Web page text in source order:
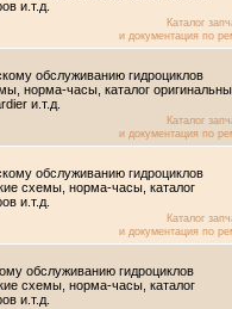
и.т.д.
Каталог
и документация по
обслуживанию гидроциклов
норма-часы, каталог
и.т.д.
Каталог
и документация по
обслуживанию гидроциклов
схемы, норма-часы, каталог
и.т.д.
Каталог
и документация по
обслуживанию гидроциклов
схемы, норма-часы, каталог
и.т.д.